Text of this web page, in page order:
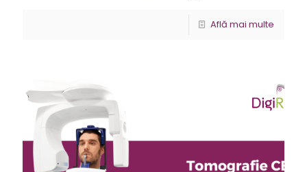
Află mai multe